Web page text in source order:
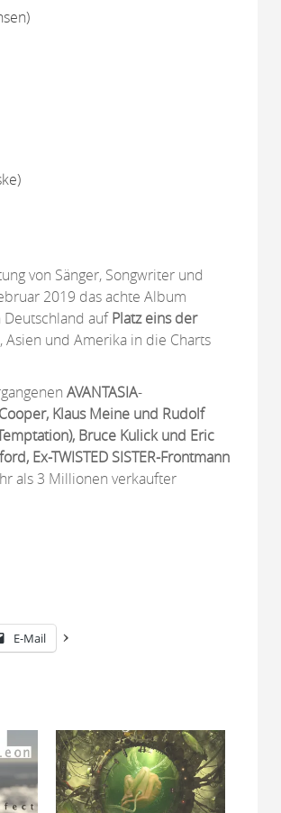
von Sänger, Songwriter und
2019 das achte Album
aufPlatz eins der
und Amerika in die Charts
AVANTASIA-
Klaus Meine und Rudolf
Bruce Kulick und Eric
Ex-TWISTED SISTER-Frontmann
als 3 Millionen verkaufter
E-Mail